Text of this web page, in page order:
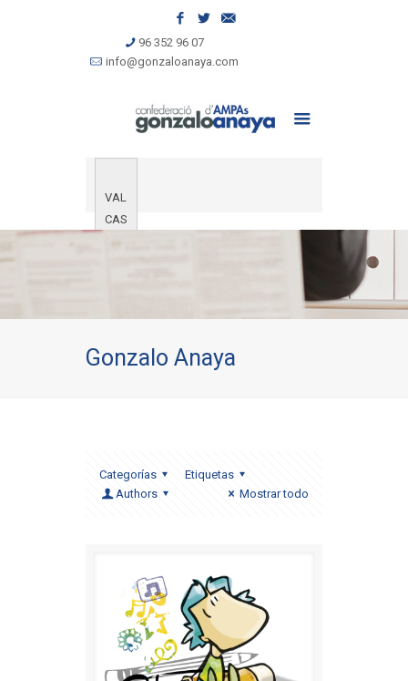
96 352 96 07
info@gonzaloanaya.com
VAL
CAS
Gonzalo Anaya
Categorías
Etiquetas
Authors
Mostrar todo